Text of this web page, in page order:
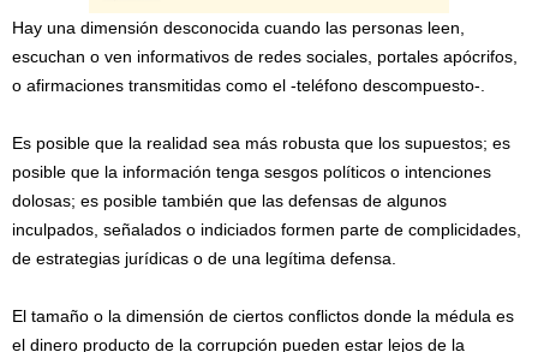
Hay una dimensión desconocida cuando las personas leen,
escuchan o ven informativos de redes sociales, portales apócrifos,
o afirmaciones transmitidas como el -teléfono descompuesto-.
Es posible que la realidad sea más robusta que los supuestos; es
posible que la información tenga sesgos políticos o intenciones
dolosas; es posible también que las defensas de algunos
inculpados, señalados o indiciados formen parte de complicidades,
de estrategias jurídicas o de una legítima defensa.
El tamaño o la dimensión de ciertos conflictos donde la médula es
el dinero producto de la corrupción pueden estar lejos de la